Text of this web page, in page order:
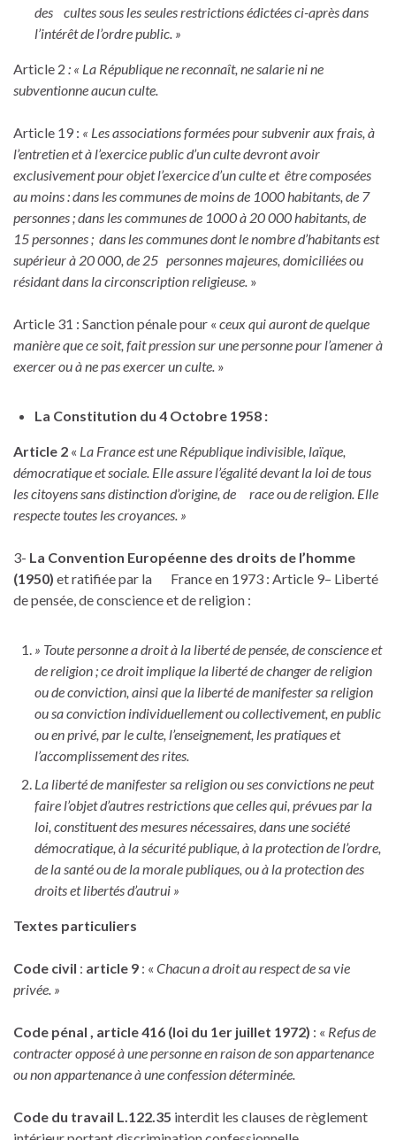
des cultes sous les seules restrictions édictées ci-après dans
l’intérêt de l’ordre public. »
Article 2 : « La République ne reconnaît, ne salarie ni ne
subventionne aucun culte.
Article 19 : « Les associations formées pour subvenir aux frais, à
l’entretien et à l’exercice public d’un culte devront avoir
exclusivement pour objet l’exercice d’un culte et être composées
au moins :dans les communes de moins de 1000 habitants, de 7
personnes ; dans les communes de 1000 à 20 000 habitants, de
15 personnes ; dans les communes dont le nombre d’habitants est
supérieur à 20 000, de 25 personnes majeures, domiciliées ou
résidant dans la circonscription religieuse. »
Article 31 : Sanction pénale pour « ceux qui auront de quelque
manière que ce soit, fait pression sur une personne pour l’amener à
exercer ou à ne pas exercer un culte. »
La Constitution du 4 Octobre 1958 :
Article 2 « La France est une République indivisible, laïque,
démocratique et sociale. Elle assure l’égalité devant la loi de tous
les citoyens sans distinction d’origine, de race ou de religion. Elle
respecte toutes les croyances. »
3- La Convention Européenne des droits de l’homme
(1950) et ratifiée par la France en 1973 : Article 9– Liberté
de pensée, de conscience et de religion :
» Toute personne a droit à la liberté de pensée, de conscience et
de religion ; ce droit implique la liberté de changer de religion
ou de conviction, ainsi que la liberté de manifester sa religion
ou sa conviction individuellement ou collectivement, en public
ou en privé, par le culte, l’enseignement, les pratiques et
l’accomplissement des rites.
La liberté de manifester sa religion ou ses convictions ne peut
faire l’objet d’autres restrictions que celles qui, prévues par la
loi, constituent des mesures nécessaires, dans une société
démocratique, à la sécurité publique, à la protection de l’ordre,
de la santé ou de la morale publiques, ou à la protection des
droits et libertés d’autrui »
Textes particuliers
Code civil : article 9 : « Chacun a droit au respect de sa vie
privée. »
Code pénal , article 416 (loi du 1er juillet 1972) : « Refus de
contracter opposé à une personne en raison de son appartenance
ou non appartenance à une confession déterminée.
Code du travail L.122.35 interdit les clauses de règlement